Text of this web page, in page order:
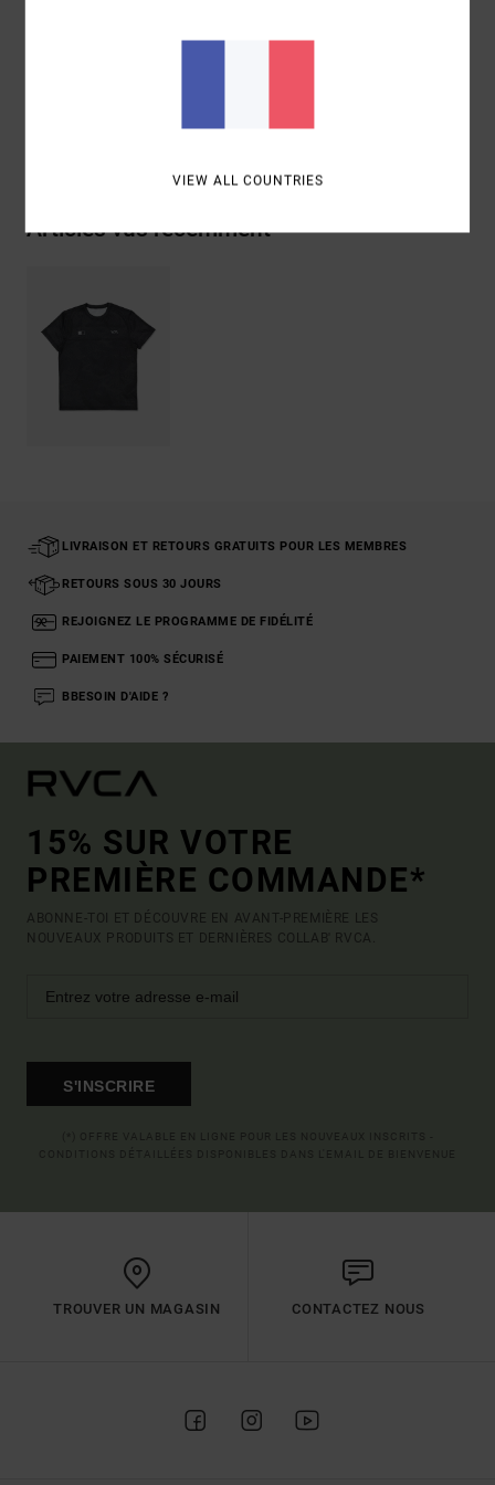
Articles vus récemment
LIVRAISON ET RETOURS GRATUITS POUR LES MEMBRES
RETOURS SOUS 30 JOURS
REJOIGNEZ LE PROGRAMME DE FIDÉLITÉ
PAIEMENT 100% SÉCURISÉ
BBESOIN D'AIDE ?
15% SUR VOTRE
PREMIÈRE COMMANDE*
ABONNE-TOI ET DÉCOUVRE EN AVANT-PREMIÈRE LES
NOUVEAUX PRODUITS ET DERNIÈRES COLLAB' RVCA.
S'INSCRIRE
TROUVER UN MAGASIN CONTACTEZ NOUS
VIEW ALL COUNTRIES